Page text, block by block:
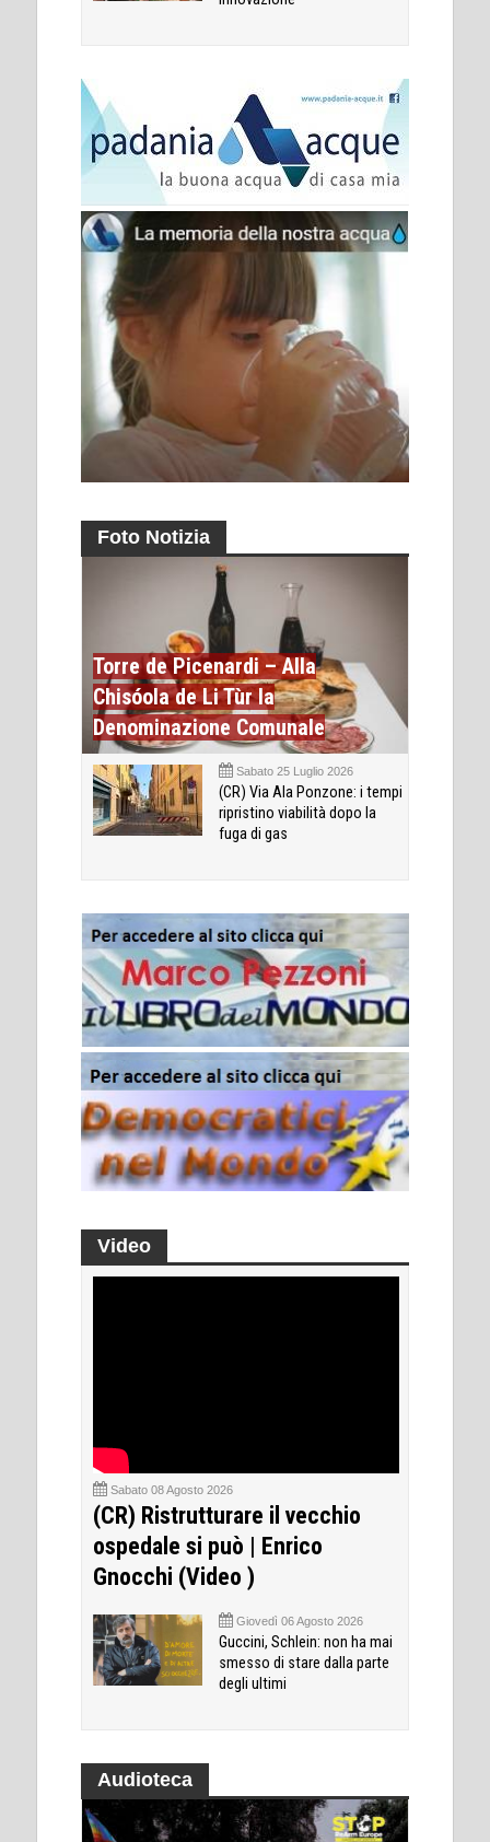
Foto Notizia
Torre de Picenardi – Alla
Chisóola de Li Tùr la
Denominazione Comunale
Sabato 25 Luglio 2026
(CR) Via Ala Ponzone: i tempi
ripristino viabilità dopo la
fuga di gas
Video
Sabato 08 Agosto 2026
(CR) Ristrutturare il vecchio
ospedale si può | Enrico
Gnocchi (Video )
Giovedì 06 Agosto 2026
Guccini, Schlein: non ha mai
smesso di stare dalla parte
degli ultimi
Audioteca